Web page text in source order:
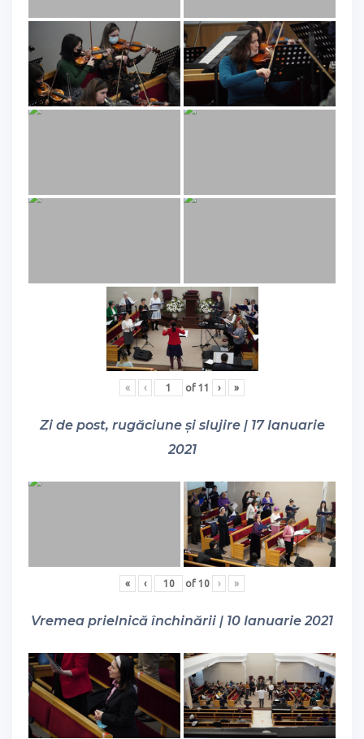
« ‹ of 11 › »
Zi de post, rugăciune și slujire | 17 Ianuarie
2021
« ‹ of 10 › »
Vremea prielnică închinării | 10 Ianuarie 2021